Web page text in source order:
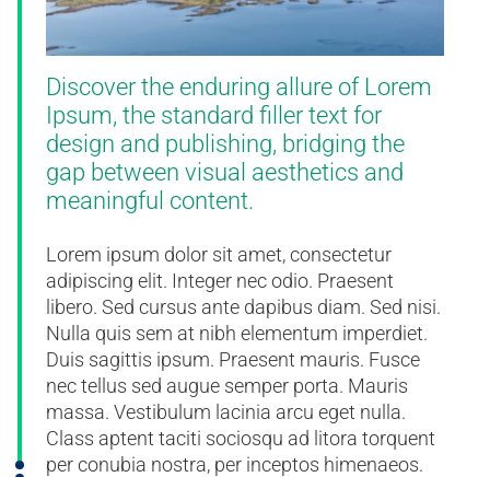
Discover the enduring allure of Lorem
Ipsum, the standard filler text for
design and publishing, bridging the
gap between visual aesthetics and
meaningful content.
Lorem ipsum dolor sit amet, consectetur
adipiscing elit. Integer nec odio. Praesent
libero. Sed cursus ante dapibus diam. Sed nisi.
Nulla quis sem at nibh elementum imperdiet.
Duis sagittis ipsum. Praesent mauris. Fusce
nec tellus sed augue semper porta. Mauris
massa. Vestibulum lacinia arcu eget nulla.
Class aptent taciti sociosqu ad litora torquent
per conubia nostra, per inceptos himenaeos.